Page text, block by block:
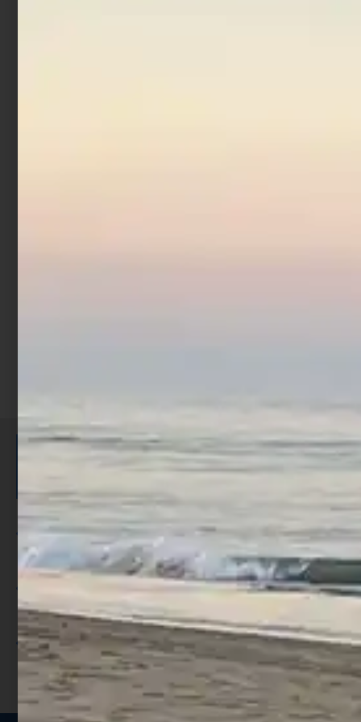
ISCRIVITI E RICEVI 3,50€ DI
SCONTO >
Per ogni acquisto accumuli ulteriori
punti;
Utilizza i punti per ricevere uno
sconto;
I punti sono indicati nella pagina
prodotto;